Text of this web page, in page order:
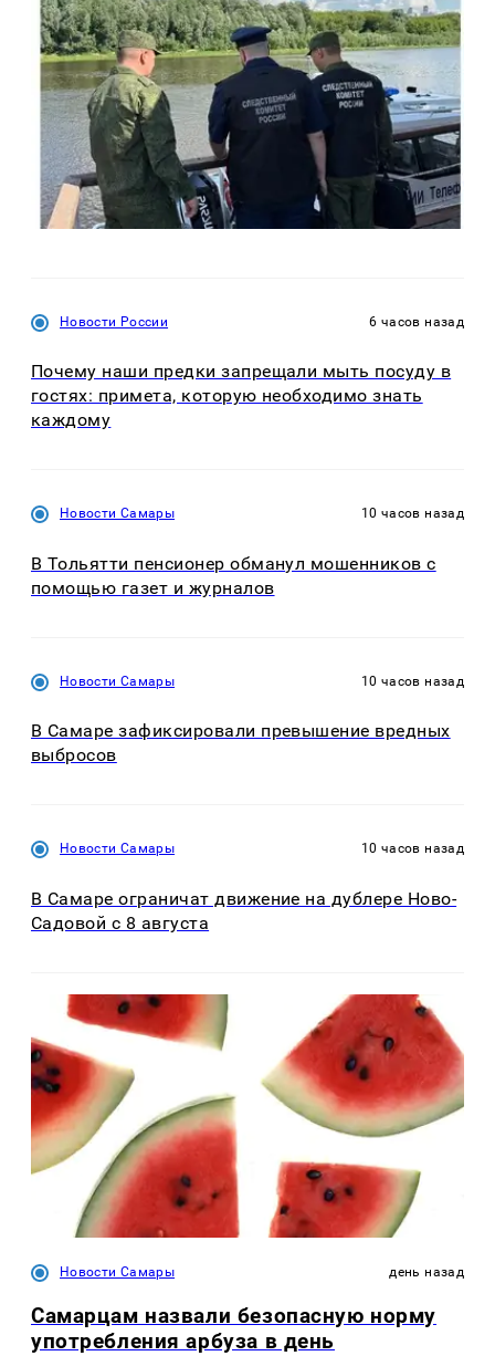
Новости России 6 часов назад
Почему наши предки запрещали мыть посуду в
гостях: примета, которую необходимо знать
каждому
Новости Самары 10 часов назад
В Тольятти пенсионер обманул мошенников с
помощью газет и журналов
Новости Самары 10 часов назад
В Самаре зафиксировали превышение вредных
выбросов
Новости Самары 10 часов назад
В Самаре ограничат движение на дублере Ново-
Садовой с 8 августа
Новости Самары день назад
Самарцам назвали безопасную норму
употребления арбуза в день